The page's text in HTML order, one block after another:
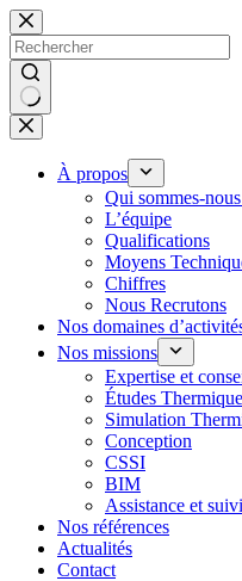
Passer
au
contenu
Aucun
résultat
À propos
Qui sommes-
L’équipe
Qualifications
Moyens
Chiffres
Nous Recrutons
Nos domaines
Nos missions
Expertise et
Études
Simulation
Conception
CSSI
BIM
Assistance et suivi
Nos références
Actualités
Contact